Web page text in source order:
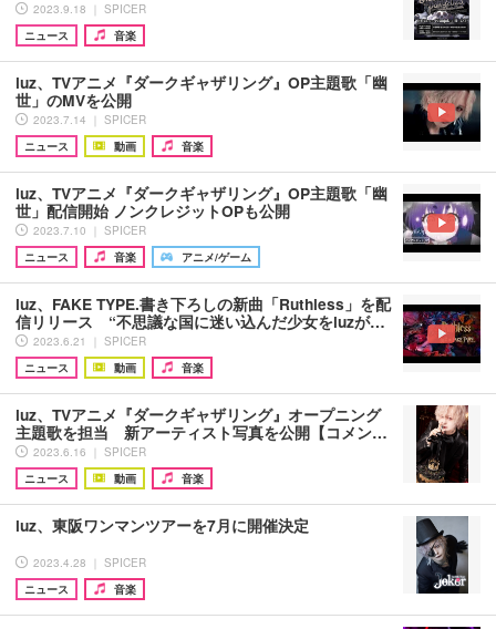
2023.9.18 ｜ SPICER
ニュース
音楽
luz、TVアニメ『ダークギャザリング』OP主題歌「幽
世」のMVを公開
2023.7.14 ｜ SPICER
ニュース
動画 音楽
luz、TVアニメ『ダークギャザリング』OP主題歌「幽
世」配信開始 ノンクレジットOPも公開
2023.7.10 ｜ SPICER
ニュース
音楽 アニメ/ゲーム
luz、FAKE TYPE.書き下ろしの新曲「Ruthless」を配
信リリース “不思議な国に迷い込んだ少女をluzが…
2023.6.21 ｜ SPICER
ニュース
動画 音楽
luz、TVアニメ『ダークギャザリング』オープニング
主題歌を担当 新アーティスト写真を公開【コメン…
2023.6.16 ｜ SPICER
ニュース
動画 音楽
luz、東阪ワンマンツアーを7月に開催決定
2023.4.28 ｜ SPICER
ニュース
音楽